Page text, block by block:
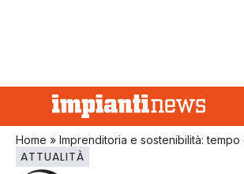
Home » Imprenditoria e sostenibilità: tempo
ATTUALITÀ